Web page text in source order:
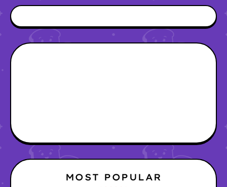
MOST POPULAR